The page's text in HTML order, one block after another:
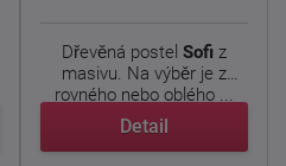
Dřevěná postel Sofi z
masivu. Na výběr je z
rovného nebo oblého ...
Detail